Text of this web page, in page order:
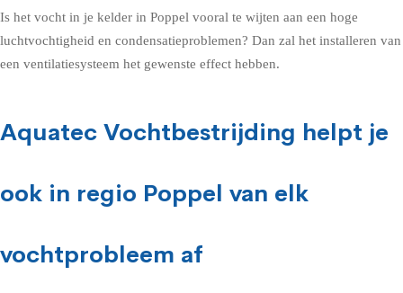
Is het vocht in je kelder in Poppel vooral te wijten aan een hoge
luchtvochtigheid en condensatieproblemen? Dan zal het installeren van
een ventilatiesysteem het gewenste effect hebben.
Aquatec Vochtbestrijding helpt je
ook in regio Poppel van elk
vochtprobleem af